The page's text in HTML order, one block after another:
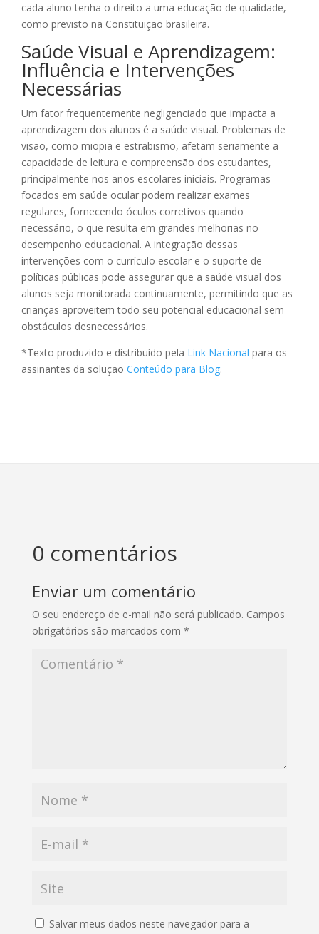
cada aluno tenha o direito a uma educação de qualidade,
como previsto na Constituição brasileira.
Saúde Visual e Aprendizagem:
Influência e Intervenções
Necessárias
Um fator frequentemente negligenciado que impacta a
aprendizagem dos alunos é a saúde visual. Problemas de
visão, como miopia e estrabismo, afetam seriamente a
capacidade de leitura e compreensão dos estudantes,
principalmente nos anos escolares iniciais. Programas
focados em saúde ocular podem realizar exames
regulares, fornecendo óculos corretivos quando
necessário, o que resulta em grandes melhorias no
desempenho educacional. A integração dessas
intervenções com o currículo escolar e o suporte de
políticas públicas pode assegurar que a saúde visual dos
alunos seja monitorada continuamente, permitindo que as
crianças aproveitem todo seu potencial educacional sem
obstáculos desnecessários.
*Texto produzido e distribuído pela Link Nacional para os
assinantes da solução Conteúdo para Blog.
0 comentários
Enviar um comentário
O seu endereço de e-mail não será publicado. Campos
obrigatórios são marcados com *
Salvar meus dados neste navegador para a